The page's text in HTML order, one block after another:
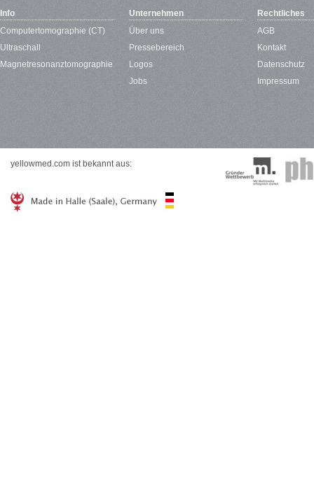
Info
Computertomographie (CT)
Ultraschall
Magnetresonanztomographie
Unternehmen
Über uns
Pressebereich
Logos
Jobs
Rechtliches
AGB
Kontakt
Datenschutz
Impressum
yellowmed.com ist bekannt aus: